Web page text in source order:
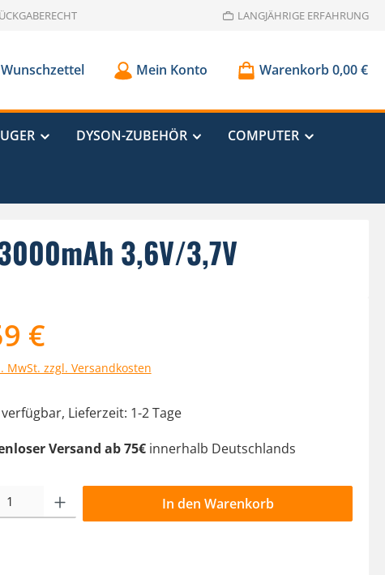
LANGJÄHRIGE ERFAHRUNG
Wunschzettel Mein Konto Warenkorb0,00 €
DYSON-ZUBEHÖR COMPUTER
3,6V/3,7V
€
MwSt. zzgl. Versandkosten
Lieferzeit: 1-2 Tage
Versand ab 75€innerhalb Deutschlands
Gib den gewünschten Wert ein oder benutze die
In den Warenkorb